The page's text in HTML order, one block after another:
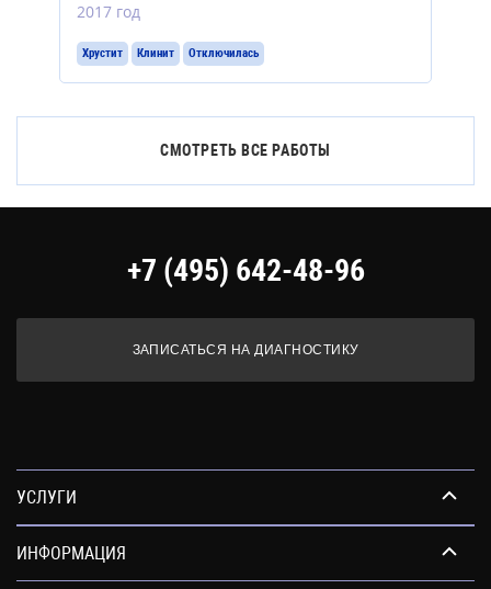
2017 год
Хрустит Клинит Отключилась
СМОТРЕТЬ ВСЕ РАБОТЫ
+7 (495) 642-48-96
ЗАПИСАТЬСЯ НА ДИАГНОСТИКУ
УСЛУГИ
ИНФОРМАЦИЯ